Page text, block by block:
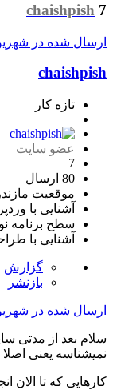
chaishpish 7
ارسال شده در شهریور
chaishpish
تازه کار
عضو سایت
7
80 ارسال
موقعیت
آشنایی با
سطح برنامه
آشنایی با
گزارش
بازنشر
ارسال شده در شهریور
سلام بعد از مدتی
نمیشناسه یعنی اصلا
کارهایی که تا الان